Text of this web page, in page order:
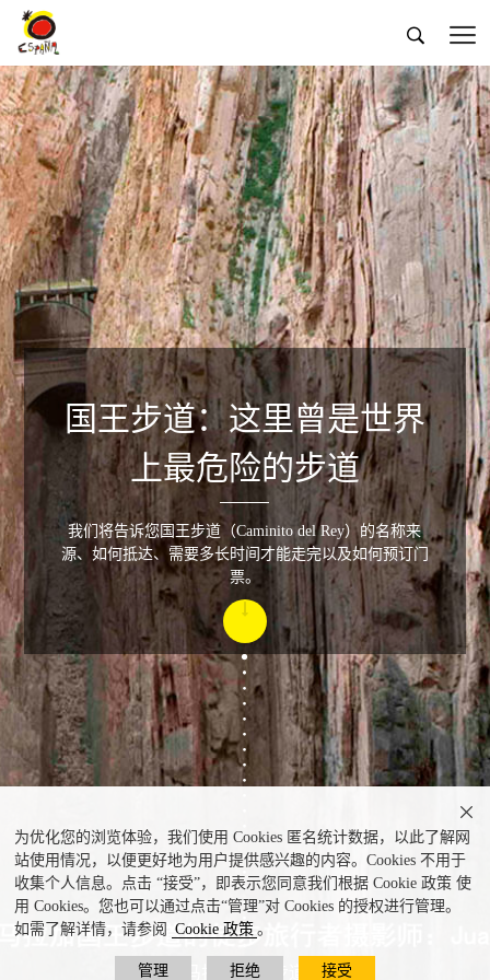
 
为优化您的浏览体验，我们使用 Cookies 匿名统计数据，以此了解网
站使用情况，以便更好地为用户提供感兴趣的内容。Cookies 不用于
收集个人信息。点击 “接受”，即表示您同意我们根据 Cookie 政策 使
用 Cookies。您也可以通过点击“管理”对 Cookies 的授权进行管理。
如需了解详情，请参阅
Cookie 政策 。
管理 拒绝 接受

马拉加国王步道
国王步道：这里曾是世界
上最危险的步道
我们将告诉您国王步道（Caminito del Rey）的名称来
源、如何抵达、需要多长时间才能走完以及如何预订门
票。